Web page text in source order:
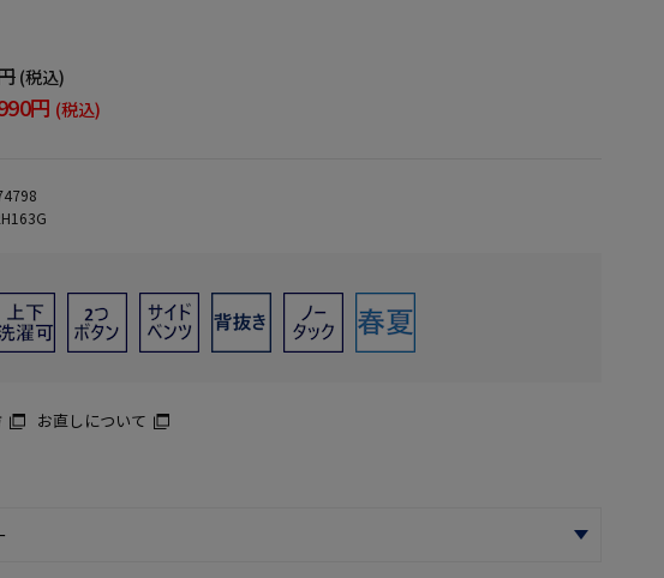
(税込)
円 (税込)
お直しについて